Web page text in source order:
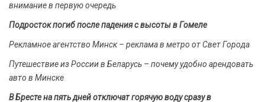
внимание в первую очередь
Подросток погиб после падения с высоты в Гомеле
Рекламное агентство Минск – реклама в метро от Свет Города
Путешествие из России в Беларусь – почему удобно арендовать
авто в Минске
В Бресте на пять дней отключат горячую воду сразу в